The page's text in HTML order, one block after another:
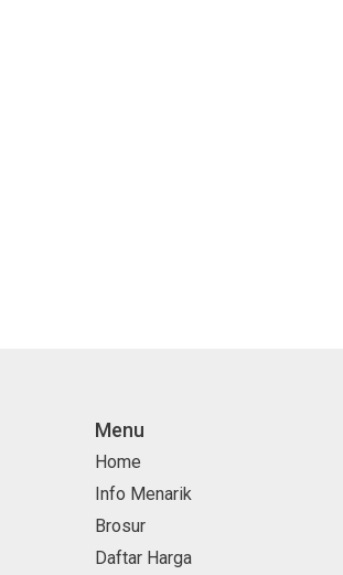
Menu
Home
Info Menarik
Brosur
Daftar Harga